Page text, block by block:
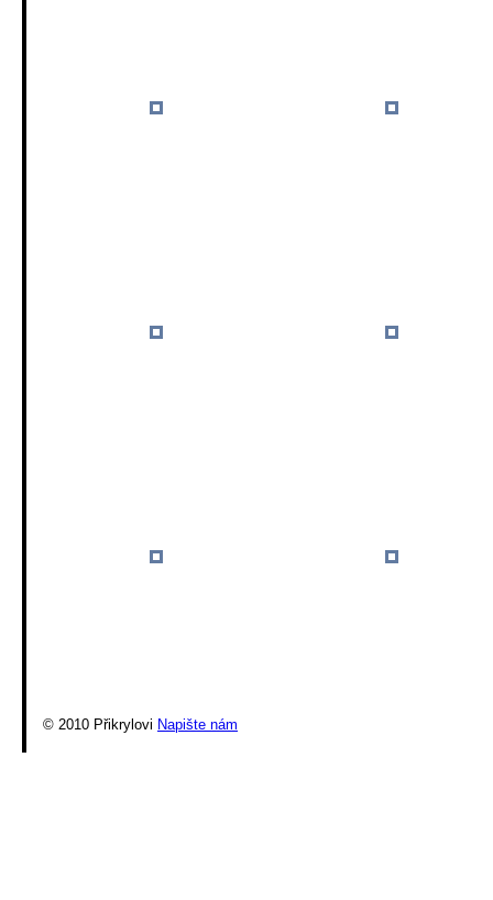
© 2010 Přikrylovi Napište nám